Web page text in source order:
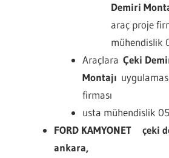
Demiri
araç proje
mühendislik
Araçlara Çeki
Montajı
firması
usta mühendislik
FORD KAMYONET çeki
ankara,